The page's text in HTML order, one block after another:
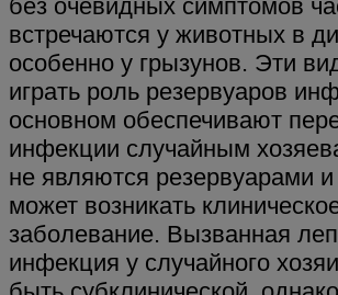
без очевидных симптомов
встречаются у животных в
особенно у грызунов. Эти
играть роль резервуаров
основном обеспечивают
инфекции случайным
не являются резервуарами
может возникать
заболевание. Вызванная
инфекция у случайного